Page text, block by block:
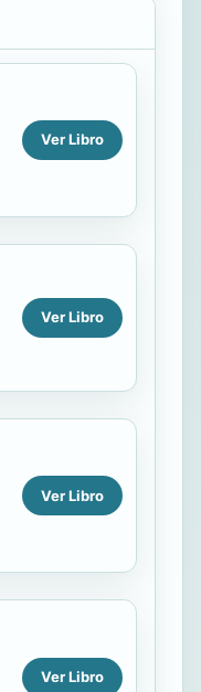
Ver Libro
Ver Libro
Ver Libro
Ver Libro